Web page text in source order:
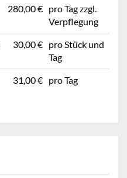
280,00 € pro Tag zzgl.
Verpflegung
30,00 € pro Stück und
Tag
31,00 € pro Tag